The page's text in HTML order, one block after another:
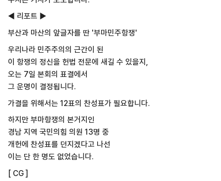
◀ 리포트 ▶
부산과 마산의 앞글자를 딴 '부마민주항쟁'
우리나라 민주주의의 근간이 된
이 항쟁의 정신을 헌법 전문에 새길 수 있을지,
오는 7일 본회의 표결에서
그 운명이 결정됩니다.
가결을 위해서는 12표의 찬성표가 필요합니다.
하지만 부마항쟁의 본거지인
경남 지역 국민의힘 의원 13명 중
개헌에 찬성표를 던지겠다고 나선
이는 단 한 명도 없었습니다.
[ CG ]